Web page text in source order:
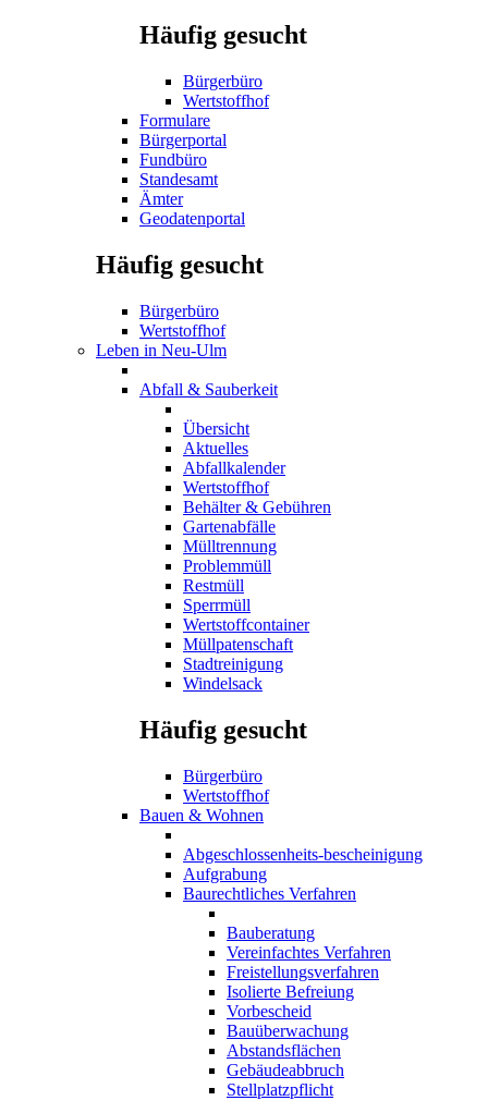
Häufig gesucht
Bürgerbüro
Wertstoffhof
Formulare
Bürgerportal
Fundbüro
Standesamt
Ämter
Geodatenportal
Häufig gesucht
Bürgerbüro
Wertstoffhof
Leben in Neu-Ulm
Abfall & Sauberkeit
Übersicht
Aktuelles
Abfallkalender
Wertstoffhof
Behälter & Gebühren
Gartenabfälle
Mülltrennung
Problemmüll
Restmüll
Sperrmüll
Wertstoffcontainer
Müllpatenschaft
Stadtreinigung
Windelsack
Häufig gesucht
Bürgerbüro
Wertstoffhof
Bauen & Wohnen
Abgeschlossenheits-bescheinigung
Aufgrabung
Baurechtliches Verfahren
Bauberatung
Vereinfachtes Verfahren
Freistellungsverfahren
Isolierte Befreiung
Vorbescheid
Bauüberwachung
Abstandsflächen
Gebäudeabbruch
Stellplatzpflicht